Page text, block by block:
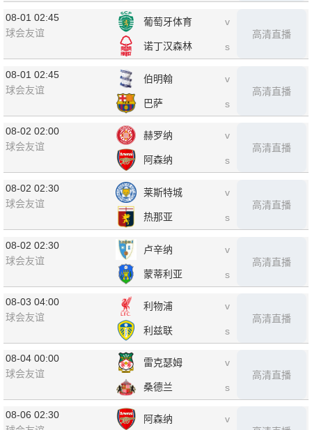
08-01 02:45
球会友谊
葡萄牙体育
诺丁汉森林
v
s
高清直播
08-01 02:45
球会友谊
伯明翰
巴萨
v
s
高清直播
08-02 02:00
球会友谊
赫罗纳
阿森纳
v
s
高清直播
08-02 02:30
球会友谊
莱斯特城
热那亚
v
s
高清直播
08-02 02:30
球会友谊
卢辛纳
蒙蒂利亚
v
s
高清直播
08-03 04:00
球会友谊
利物浦
利兹联
v
s
高清直播
08-04 00:00
球会友谊
雷克瑟姆
桑德兰
v
s
高清直播
08-06 02:30
阿森纳 v